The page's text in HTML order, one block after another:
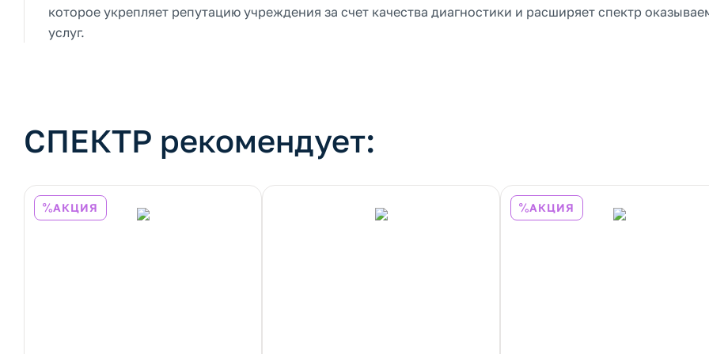
которое укрепляет репутацию учреждения за счет качества диагностики и расширяет спектр
услуг.
СПЕКТР рекомендует:
АКЦИЯ АКЦИЯ